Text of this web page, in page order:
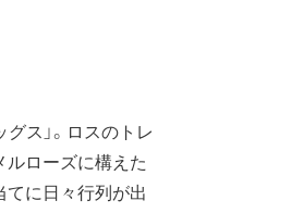
ス」。ロスのトレ
ルローズに構えた
てに日々行列が出